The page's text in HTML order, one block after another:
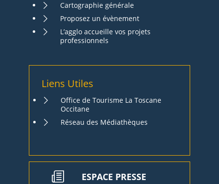
Cartographie générale
Proposez un évènement
L’agglo accueille vos projets
professionnels
Liens Utiles
Office de Tourisme La Toscane
Occitane
Réseau des Médiathèques
ESPACE PRESSE